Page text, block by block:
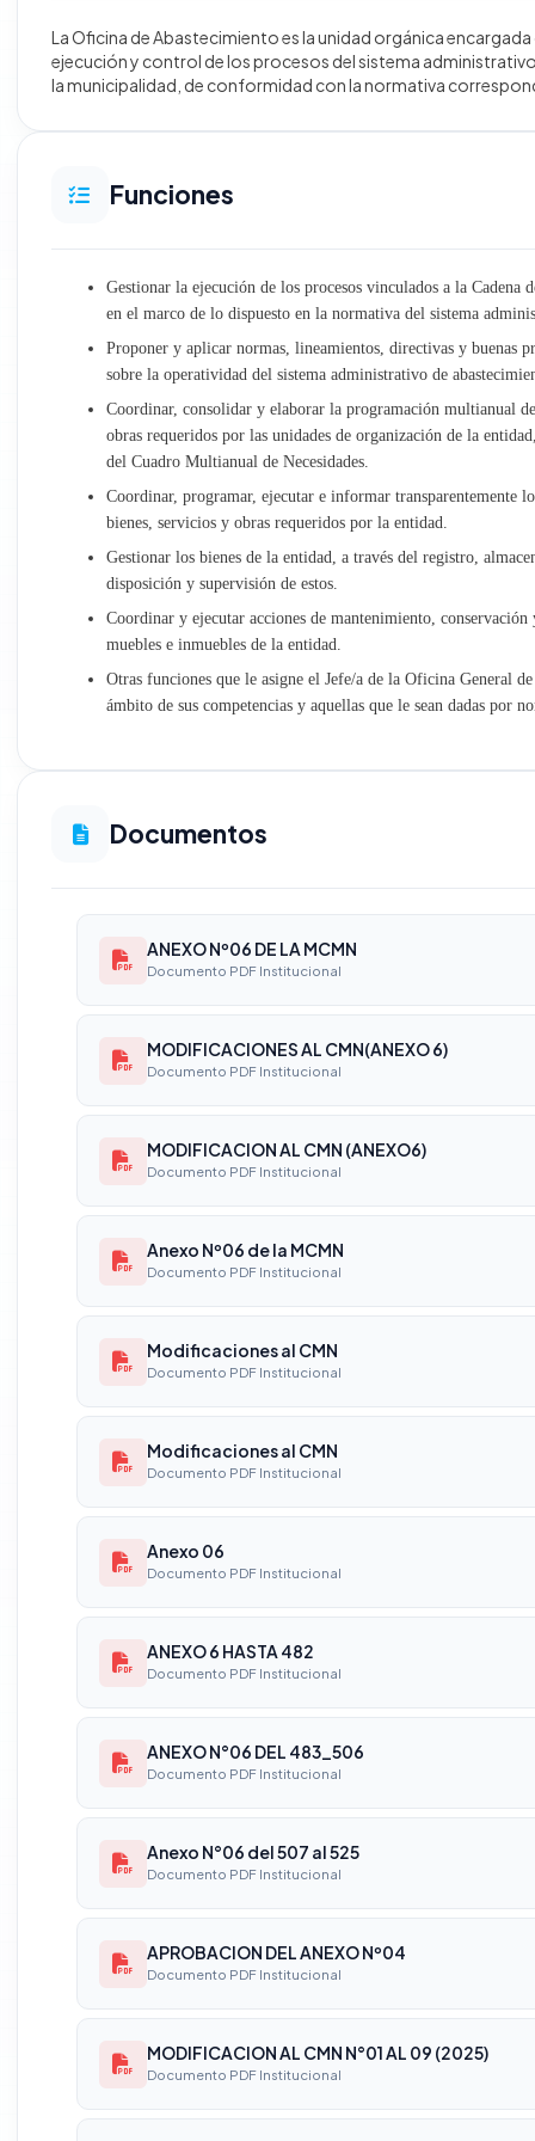
Desarrollo Territorial e Infraestructura
Oficinas generales
Atención al Ciudadano y Gestión Documentaria
Trámite Documentario
Archivo Central
Relaciones Públicas e Imagen Institucional
Administración
Recursos Humanos
Planeamiento y Presupuesto
La Oficina de Abastecimiento es la unidad orgánica
ejecución y control de los procesos del sistema
la municipalidad, de conformidad con la normativa
Funciones
Gestionar la ejecución de los procesos vinculados a la Cadena
en el marco de lo dispuesto en la normativa del sistema
Proponer y aplicar normas, lineamientos, directivas y buenas
sobre la operatividad del sistema administrativo de
Coordinar, consolidar y elaborar la programación multianual
obras requeridos por las unidades de organización de la
del Cuadro Multianual de Necesidades.
Coordinar, programar, ejecutar e informar transparentemente
bienes, servicios y obras requeridos por la entidad.
Gestionar los bienes de la entidad, a través del registro,
disposición y supervisión de estos.
Coordinar y ejecutar acciones de mantenimiento, conservación
muebles e inmuebles de la entidad.
Otras funciones que le asigne el Jefe/a de la Oficina General
ámbito de sus competencias y aquellas que le sean dadas por
Documentos
ANEXO Nº06 DE LA MCMN
Documento PDF Institucional
MODIFICACIONES AL CMN(ANEXO 6)
Documento PDF Institucional
MODIFICACION AL CMN (ANEXO6)
Documento PDF Institucional
Anexo Nº06 de la MCMN
Documento PDF Institucional
Modificaciones al CMN
Documento PDF Institucional
Modificaciones al CMN
Documento PDF Institucional
Anexo 06
Documento PDF Institucional
ANEXO 6 HASTA 482
Documento PDF Institucional
ANEXO N°06 DEL 483_506
Documento PDF Institucional
Anexo N°06 del 507 al 525
Documento PDF Institucional
APROBACION DEL ANEXO Nº04
Documento PDF Institucional
MODIFICACION AL CMN N°01 AL 09 (2025)
Documento PDF Institucional